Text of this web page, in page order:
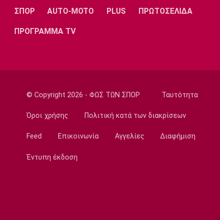
Επίσημα στη Ρεάλ Μαδρίτης ο Ντιομαντέ
22:20
Κολύμβηση
κάνατε υπερήφανους και ευτυχισμένους»
Ο Ζορζίνιο στον Πανσερραϊκό
ΣΠΟΡ AUTO-MOTO PLUS ΠΡΩΤΟΣΕΛΙΔΑ
ΠΡΟΓΡΑΜΜΑ TV
© Copyright 2026 - ΦΩΣ ΤΩΝ ΣΠΟΡ Ταυτότητα
Όροι χρήσης Πολιτική κατά των διακρίσεων
Feed Επικοινωνία Αγγελίες Διαφήμιση
Έντυπη έκδοση